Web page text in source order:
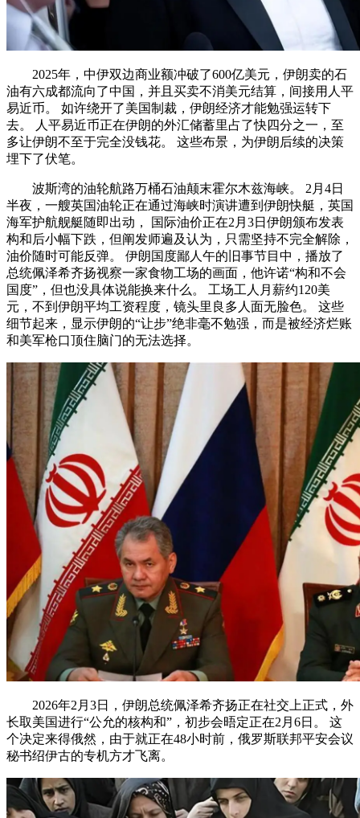
2025年，中伊双边商业额冲破了600亿美元，伊朗卖的石
油有六成都流向了中国，并且买卖不消美元结算，间接用人平
易近币。 如许绕开了美国制裁，伊朗经济才能勉强运转下
去。 人平易近币正在伊朗的外汇储蓄里占了快四分之一，至
多让伊朗不至于完全没钱花。 这些布景，为伊朗后续的决策
埋下了伏笔。
波斯湾的油轮航路万桶石油颠末霍尔木兹海峡。 2月4日
半夜，一艘英国油轮正在通过海峡时演讲遭到伊朗快艇，英国
海军护航舰艇随即出动， 国际油价正在2月3日伊朗颁布发表
构和后小幅下跌，但阐发师遍及认为，只需坚持不完全解除，
油价随时可能反弹。 伊朗国度鄙人午的旧事节目中，播放了
总统佩泽希齐扬视察一家食物工场的画面，他许诺“构和不会
国度”，但也没具体说能换来什么。 工场工人月薪约120美
元，不到伊朗平均工资程度，镜头里良多人面无脸色。 这些
细节起来，显示伊朗的“让步”绝非毫不勉强，而是被经济烂账
和美军枪口顶住脑门的无法选择。
2026年2月3日，伊朗总统佩泽希齐扬正在社交上正式，外
长取美国进行“公允的核构和”，初步会晤定正在2月6日。 这
个决定来得俄然，由于就正在48小时前，俄罗斯联邦平安会议
秘书绍伊古的专机方才飞离。